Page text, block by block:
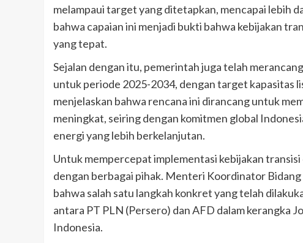
melampaui target yang ditetapkan, mencapai lebih
bahwa capaian ini menjadi bukti bahwa kebijakan
yang tepat.
Sejalan dengan itu, pemerintah juga telah
untuk periode 2025-2034, dengan target kapasitas
menjelaskan bahwa rencana ini dirancang untuk
meningkat, seiring dengan komitmen global
energi yang lebih berkelanjutan.
Untuk mempercepat implementasi kebijakan
dengan berbagai pihak. Menteri Koordinator
bahwa salah satu langkah konkret yang telah
antara PT PLN (Persero) dan AFD dalam
Indonesia.